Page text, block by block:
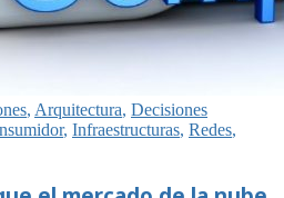
, Arquitectura, Decisiones
, Infraestructuras, Redes,